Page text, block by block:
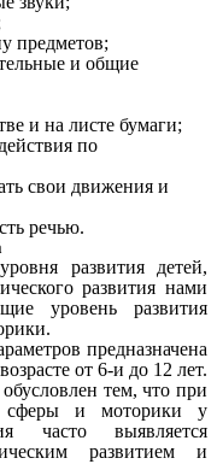
предметов;
и общие
и на листе бумаги;
по
свои движения и
речью.
развития детей,
развития нами
уровень развития
предназначена
от 6-и до 12 лет.
тем, что при
сферы и моторики у
часто выявляется
развитием и